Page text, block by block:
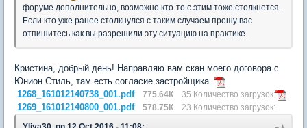
форуме дополнительно, возможно кто-то с этим тоже столкнется.
Если кто уже ранее столкнулся с таким случаем прошу вас
отпишитесь как вы разрешили эту ситуацию на практике.
Кристина, добрый день! Направляю вам скан моего договора с
Юнион Стиль, там есть согласие застройщика.
1268_161012140738_001.pdf
775.64К 35 Количество загрузок:
1269_161012140800_001.pdf 578.75К 23 Количество загрузок: